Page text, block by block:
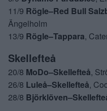
11/9 Rögle–Red Bull
Ängelholm
13/9 Rögle–Tappara,
Skellefteå
20/8 MoDo–Skellefteå,
26/8 Luleå–Skellefteå,
28/8